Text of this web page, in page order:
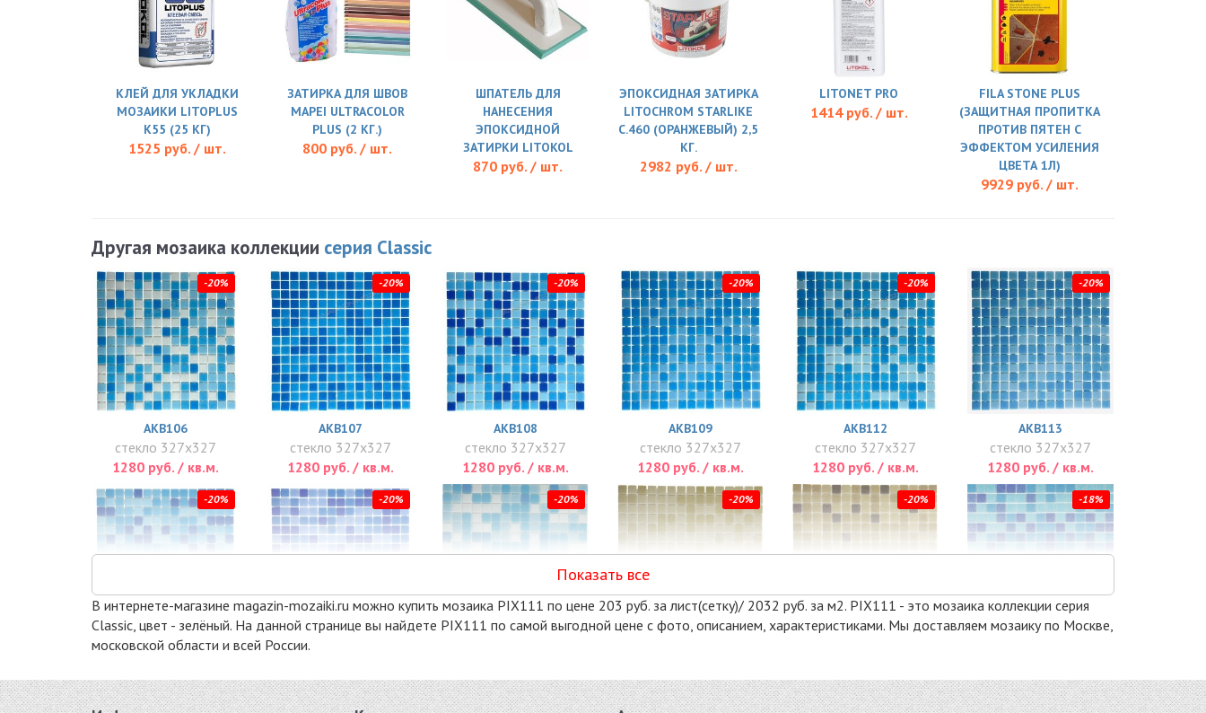
КЛЕЙ ДЛЯ УКЛАДКИ
МОЗАИКИ LITOPLUS
K55 (25 КГ)
1525 руб. / шт.
ЗАТИРКА ДЛЯ ШВОВ
MAPEI ULTRACOLOR
PLUS (2 КГ.)
800 руб. / шт.
ШПАТЕЛЬ ДЛЯ
НАНЕСЕНИЯ
ЭПОКСИДНОЙ
ЗАТИРКИ LITOKOL
870 руб. / шт.
ЭПОКСИДНАЯ ЗАТИРКА
LITOCHROM STARLIKE
C.460 (ОРАНЖЕВЫЙ) 2,5
КГ.
2982 руб. / шт.
LITONET PRO
1414 руб. / шт.
FILA STONE PLUS
(ЗАЩИТНАЯ ПРОПИТКА
ПРОТИВ ПЯТЕН С
ЭФФЕКТОМ УСИЛЕНИЯ
ЦВЕТА 1Л)
9929 руб. / шт.
Другая мозаика коллекции серия Classic
-20%
AKB106
стекло 327x327
1280 руб. / кв.м.
-20%
AKB107
стекло 327x327
1280 руб. / кв.м.
-20%
AKB108
стекло 327x327
1280 руб. / кв.м.
-20%
AKB109
стекло 327x327
1280 руб. / кв.м.
-20%
AKB112
стекло 327x327
1280 руб. / кв.м.
-20%
AKB113
стекло 327x327
1280 руб. / кв.м.
-20%
AKB114
1280 руб. / кв.м.
-20%
1280 руб. / кв.м.
-20%
1280 руб. / кв.м.
-20%
1280 руб. / кв.м.
-20%
1280 руб. / кв.м.
-18%
1446 руб. / кв.м.
Показать все
В интернете-магазине magazin-mozaiki.ru можно купить мозаика PIX111 по цене 203 руб. за лист(сетку)/ 2032 руб. за м2. PIX111 - это мозаика коллекции серия
Classic, цвет - зелёный. На данной странице вы найдете PIX111 по самой выгодной цене с фото, описанием, характеристиками. Мы доставляем мозаику по Москве,
московской области и всей России.